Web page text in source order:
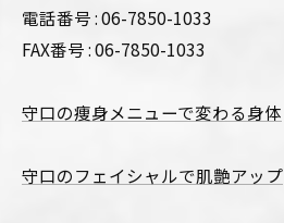
電話番号 : 06-7850-1033
FAX番号 : 06-7850-1033
守口の痩身メニューで変わる身体
守口のフェイシャルで肌艶アップ